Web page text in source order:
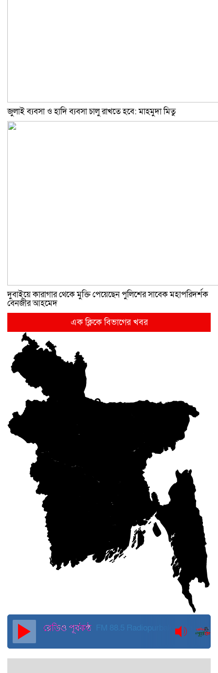
জুলাই ব্যবসা ও হাদি ব্যবসা চালু রাখতে হবে: মাহমুদা মিতু
দুবাইয়ে কারাগার থেকে মুক্তি পেয়েছেন পুলিশের সাবেক মহাপরিদর্শক
বেনজীর আহমেদ
এক ক্লিকে বিভাগের খবর
FM 88.5 Radiopurbakantho